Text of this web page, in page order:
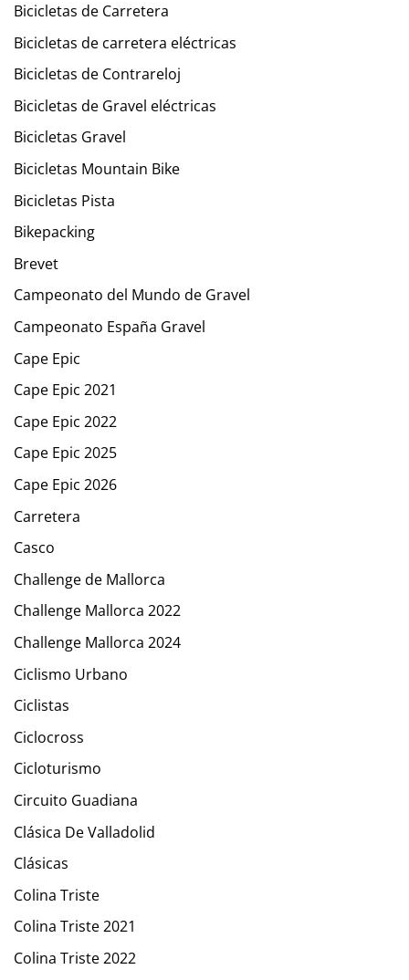
Bicicletas de Carretera
Bicicletas de carretera eléctricas
Bicicletas de Contrareloj
Bicicletas de Gravel eléctricas
Bicicletas Gravel
Bicicletas Mountain Bike
Bicicletas Pista
Bikepacking
Brevet
Campeonato del Mundo de Gravel
Campeonato España Gravel
Cape Epic
Cape Epic 2021
Cape Epic 2022
Cape Epic 2025
Cape Epic 2026
Carretera
Casco
Challenge de Mallorca
Challenge Mallorca 2022
Challenge Mallorca 2024
Ciclismo Urbano
Ciclistas
Ciclocross
Cicloturismo
Circuito Guadiana
Clásica De Valladolid
Clásicas
Colina Triste
Colina Triste 2021
Colina Triste 2022